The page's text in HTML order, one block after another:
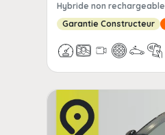
Hybride non rechargeable
Garantie Constructeur